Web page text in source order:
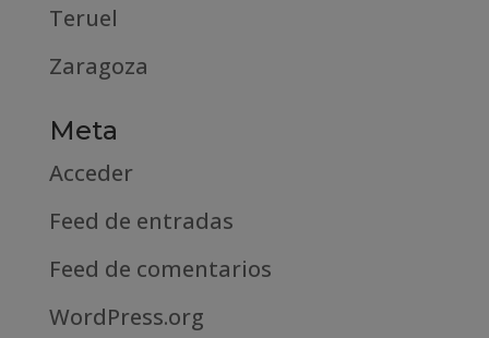
Teruel
Zaragoza
Meta
Acceder
Feed de entradas
Feed de comentarios
WordPress.org